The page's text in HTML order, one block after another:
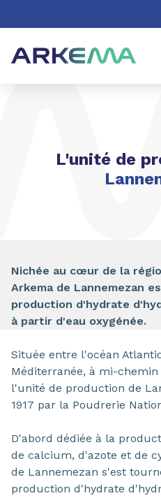
Aller à la recherche
L'unité de
Nichée au cœur de la
Arkema de Lannemezan
production d'hydrate
à partir d'eau oxygénée.
Située entre l'océan
Méditerranée, à mi-
l'unité de production de
1917 par la Poudrerie
D'abord dédiée à la
de calcium, d'azote et de
de Lannemezan s'est
production d'hydrate